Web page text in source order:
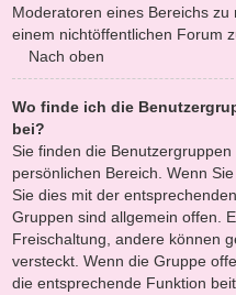
Moderatoren eines Bereichs
einem nichtöffentlichen Forum
Nach oben
Wo finde ich die
bei?
Sie finden die Benutzergruppen
persönlichen Bereich. Wenn
Sie dies mit der
Gruppen sind allgemein offen.
Freischaltung, andere können
versteckt. Wenn die Gruppe
die entsprechende Funktion